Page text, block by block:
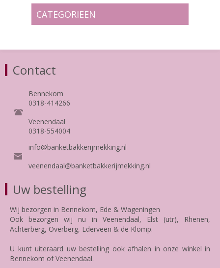
CATEGORIEEN
Contact
Bennekom
0318-414266
Veenendaal
0318-554004
info@banketbakkerijmekking.nl
veenendaal@banketbakkerijmekking.nl
Uw bestelling
Wij bezorgen in Bennekom, Ede & Wageningen
Ook bezorgen wij nu in Veenendaal, Elst (utr), Rhenen,
Achterberg, Overberg, Ederveen & de Klomp.
U kunt uiteraard uw bestelling ook afhalen in onze winkel in
Bennekom of Veenendaal.